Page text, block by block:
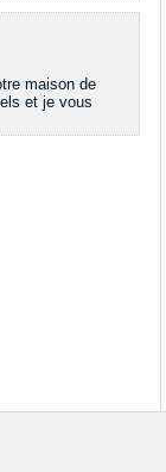
maison de
et je vous